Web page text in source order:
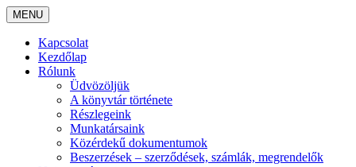
MENU
Kapcsolat
Kezdőlap
Rólunk
Üdvözöljük
A könyvtár története
Részlegeink
Munkatársaink
Közérdekű dokumentumok
Beszerzések – szerződések, számlák, megrendelők